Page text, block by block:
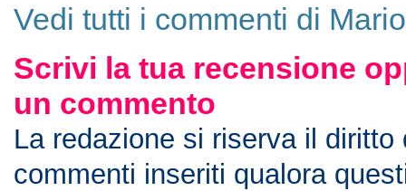
Vedi tutti i commenti di
Scrivi la tua recensione
un commento
La redazione si riserva il diritto
commenti inseriti qualora